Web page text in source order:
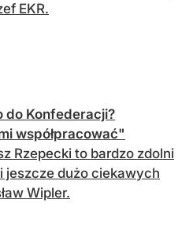
EKR.
do Konfederacji?
współpracować"
Rzepecki to bardzo zdolni
jeszcze dużo ciekawych
Wipler.